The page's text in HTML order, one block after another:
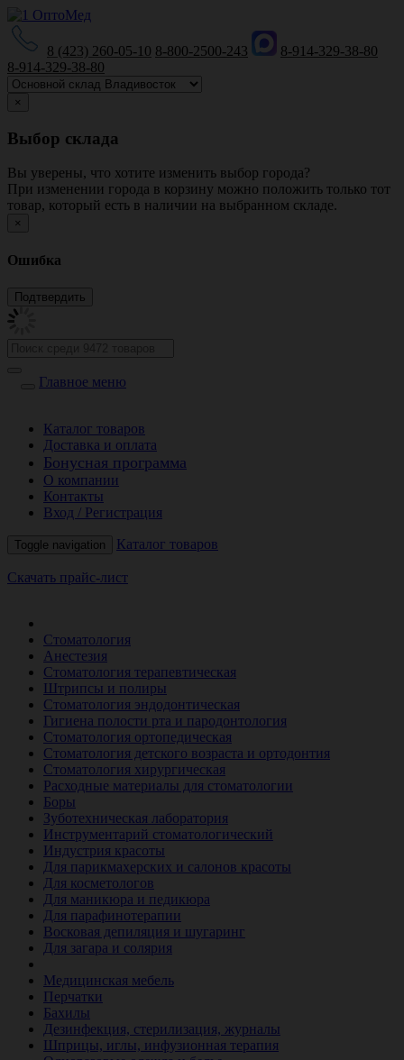
8 (423) 260-05-10 8-800-2500-243
8-914-329-38-80
8-914-329-38-80
×
Выбор склада
Вы уверены, что хотите изменить выбор города?
При изменении города в корзину можно положить только тот
товар, который есть в наличии на выбранном складе.
×
Ошибка
Главное меню
Каталог товаров
Доставка и оплата
Бонусная программа
О компании
Контакты
Вход / Регистрация
Toggle navigation Каталог товаров
Скачать прайс-лист
Стоматология
Анестезия
Стоматология терапевтическая
Штрипсы и полиры
Стоматология эндодонтическая
Гигиена полости рта и пародонтология
Стоматология ортопедическая
Стоматология детского возраста и ортодонтия
Стоматология хирургическая
Расходные материалы для стоматологии
Боры
Зуботехническая лаборатория
Инструментарий стоматологический
Индустрия красоты
Для парикмахерских и салонов красоты
Для косметологов
Для маникюра и педикюра
Для парафинотерапии
Восковая депиляция и шугаринг
Для загара и солярия
Медицинская мебель
Перчатки
Бахилы
Дезинфекция, стерилизация, журналы
Шприцы, иглы, инфузионная терапия